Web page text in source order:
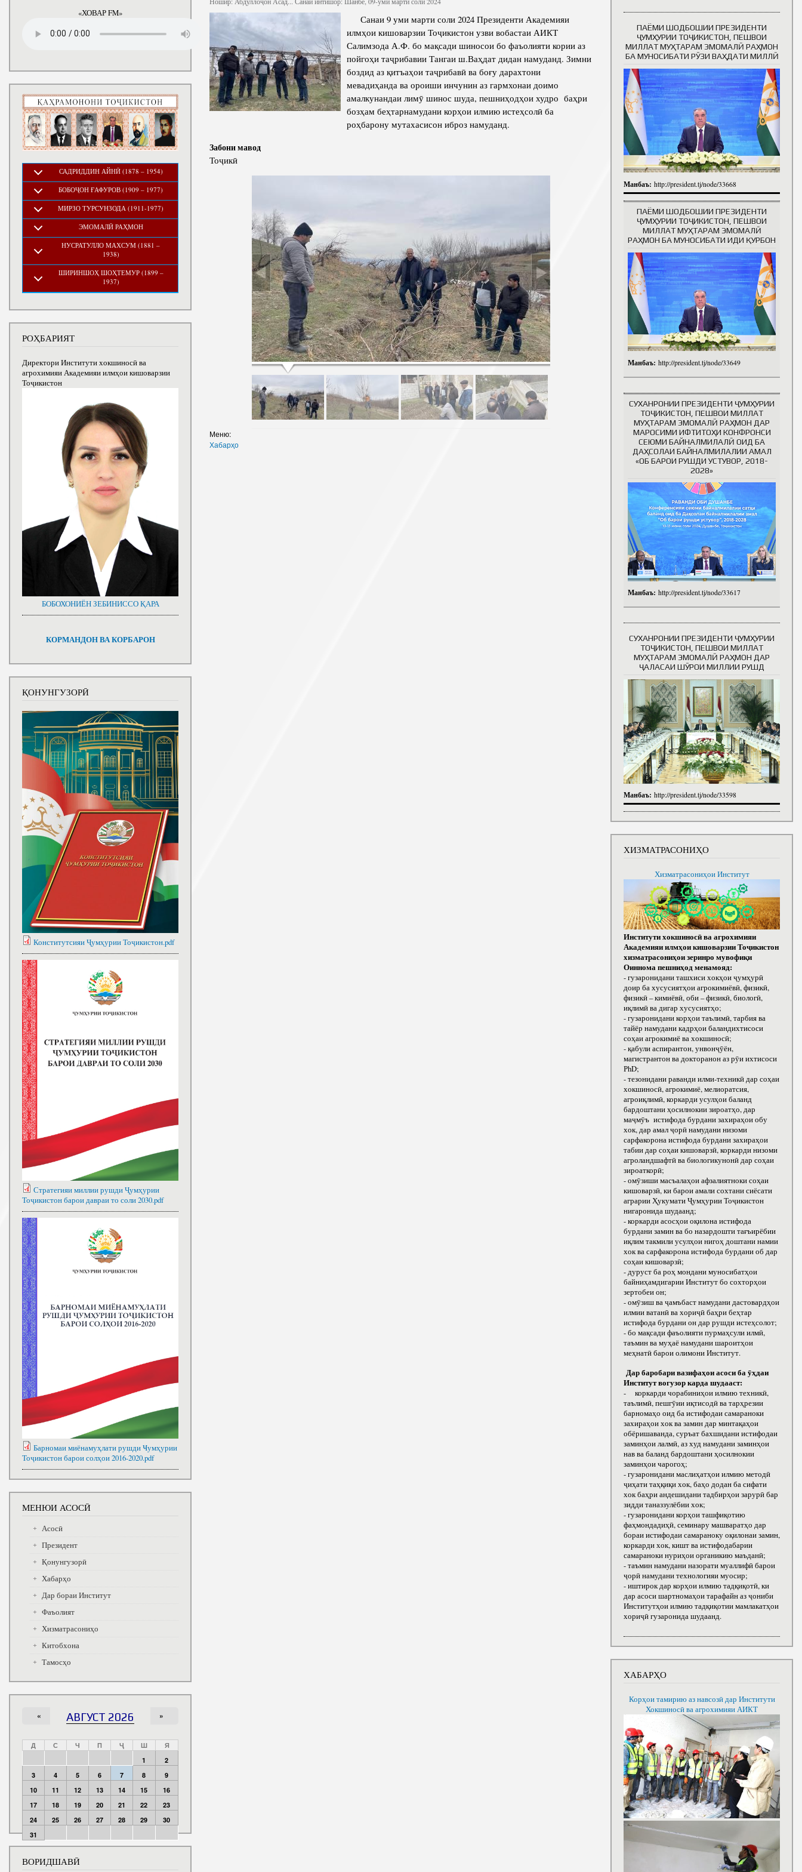
Сохтори Институт
Роҳбарон ва кормандон
Санаи 9 уми марти соли 2024 Президенти Академияи
илмҳои кишоварзии Тоҷикистон узви вобастаи АИКТ
Салимзода А.Ф. бо мақсади шиносои бо фаъолияти кории аз
пойгоҳи таҷрибавии Тангаи ш.Ваҳдат дидан намуданд. Зимни
боздид аз қитъаҳои таҷрибавӣ ва боғу дарахтони
мевадиҳанда ва ороиши инчунин аз гармхонаи доимо
амалкунандаи лимӯ шинос шуда, пешниҳодҳои худро баҳри
бозҳам беҳтарнамудани корҳои илмию истеҳсолӣ ба
роҳбарону мутахасисон иброз намуданд.
Забони мавод
Тоҷикӣ
Меню:
Хабарҳо
«ХОВАР FM»
САДРИДДИН АЙНӢ (1878 – 1954)
БОБОҶОН ҒАФУРОВ (1909 – 1977)
МИРЗО ТУРСУНЗОДА (1911-1977)
ЭМОМАЛӢ РАҲМОН
НУСРАТУЛЛО МАХСУМ (1881 –
1938)
ШИРИНШОҲ ШОҲТЕМУР (1899 –
1937)
РОҲБАРИЯТ
Директори Институти хокшиносӣ ва
агрохимияи Академияи илмҳои кишоварзии
Тоҷикистон
БОБОХОНИЁН ЗЕБИНИССО ҚАРА
КОРМАНДОН ВА КОРБАРОН
ҚОНУНГУЗОРӢ
Конститутсияи Ҷумҳурии Тоҷикистон.pdf
Стратегияи миллии рушди Ҷумҳурии
Тоҷикистон барои давраи то соли 2030.pdf
Барномаи миёнамуҳлати рушди Ҹумҳурии
Тоҷикистон барои солҳои 2016-2020.pdf
МЕНЮИ АСОСӢ
Асосӣ
Президент
Қонунгузорӣ
Хабарҳо
Дар бораи Институт
Фаъолият
Хизматрасониҳо
Китобхона
Тамосҳо
АВГУСТ 2026
« »
Д С Ч П Ҷ Ш
Я
1
2
3
4 5 6 7 8
9
10
11 12 13 14 15
16
17
18 19 20 21 22
23
24
25 26 27 28 29
30
31
ВОРИДШАВӢ
ПАЁМИ ШОДБОШИИ ПРЕЗИДЕНТИ
ҶУМҲУРИИ ТОҶИКИСТОН, ПЕШВОИ
МИЛЛАТ МУҲТАРАМ ЭМОМАЛӢ РАҲМОН
БА МУНОСИБАТИ РӮЗИ ВАҲДАТИ МИЛЛӢ
Манбаъ: http://president.tj/node/33668
ПАЁМИ ШОДБОШИИ ПРЕЗИДЕНТИ
ҶУМҲУРИИ ТОҶИКИСТОН, ПЕШВОИ
МИЛЛАТ МУҲТАРАМ ЭМОМАЛӢ
РАҲМОН БА МУНОСИБАТИ ИДИ ҚУРБОН
Манбаъ: http://president.tj/node/33649
СУХАНРОНИИ ПРЕЗИДЕНТИ ҶУМҲУРИИ
ТОҶИКИСТОН, ПЕШВОИ МИЛЛАТ
МУҲТАРАМ ЭМОМАЛӢ РАҲМОН ДАР
МАРОСИМИ ИФТИТОҲИ КОНФРОНСИ
СЕЮМИ БАЙНАЛМИЛАЛӢ ОИД БА
ДАҲСОЛАИ БАЙНАЛМИЛАЛИИ АМАЛ
«ОБ БАРОИ РУШДИ УСТУВОР, 2018-
2028»
Манбаъ: http://president.tj/node/33617
СУХАНРОНИИ ПРЕЗИДЕНТИ ҶУМҲУРИИ
ТОҶИКИСТОН, ПЕШВОИ МИЛЛАТ
МУҲТАРАМ ЭМОМАЛӢ РАҲМОН ДАР
ҶАЛАСАИ ШӮРОИ МИЛЛИИ РУШД
Манбаъ: http://president.tj/node/33598
ХИЗМАТРАСОНИҲО
Хизматрасониҳои Институт
Институти хокшиносӣ ва агрохимияи
Академияи илмҳои кишоварзии Тоҷикистон
хизматрасониҳои зеринро мувофиқи
Оиннома пешниҳод менамояд:
- гузаронидани ташхиси хокҳои ҷумҳурӣ
доир ба хусусиятҳои агрокимиёвӣ, физикӣ,
физикӣ – кимиёвӣ, оби – физикӣ, биологӣ,
иқлимӣ ва дигар хусусиятҳо;
- гузаронидани корҳои таълимӣ, тарбия ва
тайёр намудани кадрҳои баландихтисоси
соҳаи агрокимиё ва хокшиносӣ;
- қабули аспирантон, унвонҷӯён,
магистрантон ва докторанон аз рӯи ихтисоси
РhD;
- тезонидани раванди илми-техникӣ дар соҳаи
хокшиносӣ, агрокимиё, мелиоратсия,
агроиқлимӣ, коркарди усулҳои баланд
бардоштани ҳосилнокии зироатҳо, дар
маҷмӯъ истифода бурдани захираҳои обу
хок, дар амал ҷорӣ намудани низоми
сарфакорона истифода бурдани захираҳои
табии дар соҳаи кишоварзӣ, коркарди низоми
агроландшафтӣ ва биологикунонӣ дар соҳаи
зироаткорӣ;
- омӯзиши масъалаҳои афзалиятноки соҳаи
кишоварзӣ, ки барои амали сохтани сиёсати
аграрии Ҳукумати Ҷумҳурии Тоҷикистон
нигаронида шудаанд;
- коркарди асосҳои оқилона истифода
бурдани замин ва бо назардошти тағъирёбии
иқлим такмили усулҳои нигоҳ доштани намии
хок ва сарфакорона истифода бурдани об дар
соҳаи кишоварзӣ;
- дуруст ба роҳ мондани муносибатҳои
байниҳамдигарии Институт бо сохторҳои
зертобеи он;
- омӯзиш ва ҷамъбаст намудани дастовардҳои
илмии ватанӣ ва хориҷӣ баҳри беҳтар
истифода бурдани он дар рушди истеҳсолот;
- бо мақсади фаъолияти пурмаҳсули илмӣ,
таъмин ва муҳаё намудани шароитҳои
меҳнатӣ барои олимони Институт.
Дар баробари вазифаҳои асоси ба ӯҳдаи
Институт вогузор карда шудааст:
- коркарди чорабиниҳои илмию техникӣ,
таълимӣ, пешгӯии иқтисодӣ ва тарҳрезии
барномаҳо оид ба истифодаи самараноки
захираҳои хок ва замин дар минтақаҳои
обёришаванда, суръат бахшидани истифодаи
заминҳои лалмӣ, аз худ намудани заминҳои
нав ва баланд бардоштани ҳосилнокии
заминҳои чарогоҳ;
- гузаронидани маслиҳатҳои илмию методӣ
ҷиҳати таҳқиқи хок, баҳо додан ба сифати
хок баҳри андешидани тадбирҳои зарурӣ бар
зидди таназзулёбии хок;
- гузаронидани корҳои ташфиқотию
фаҳмондадиҳӣ, семинару машваратҳо дар
бораи истифодаи самараноку оқилонаи замин,
коркарди хок, кишт ва истифодабарии
самараноки нуриҳои органикию маъданӣ;
- таъмин намудани назорати муаллифӣ барои
ҷорӣ намудани технологияи муосир;
- иштирок дар корҳои илмию тадқиқотӣ, ки
дар асоси шартномаҳои тарафайн аз ҷониби
Институтҳои илмию тадқиқотии мамлакатҳои
хориҷӣ гузаронида шудаанд.
ХАБАРҲО
Корҳои тамирию аз навсозӣ дар Институти
Хокшиносӣ ва агрохимияи АИКТ